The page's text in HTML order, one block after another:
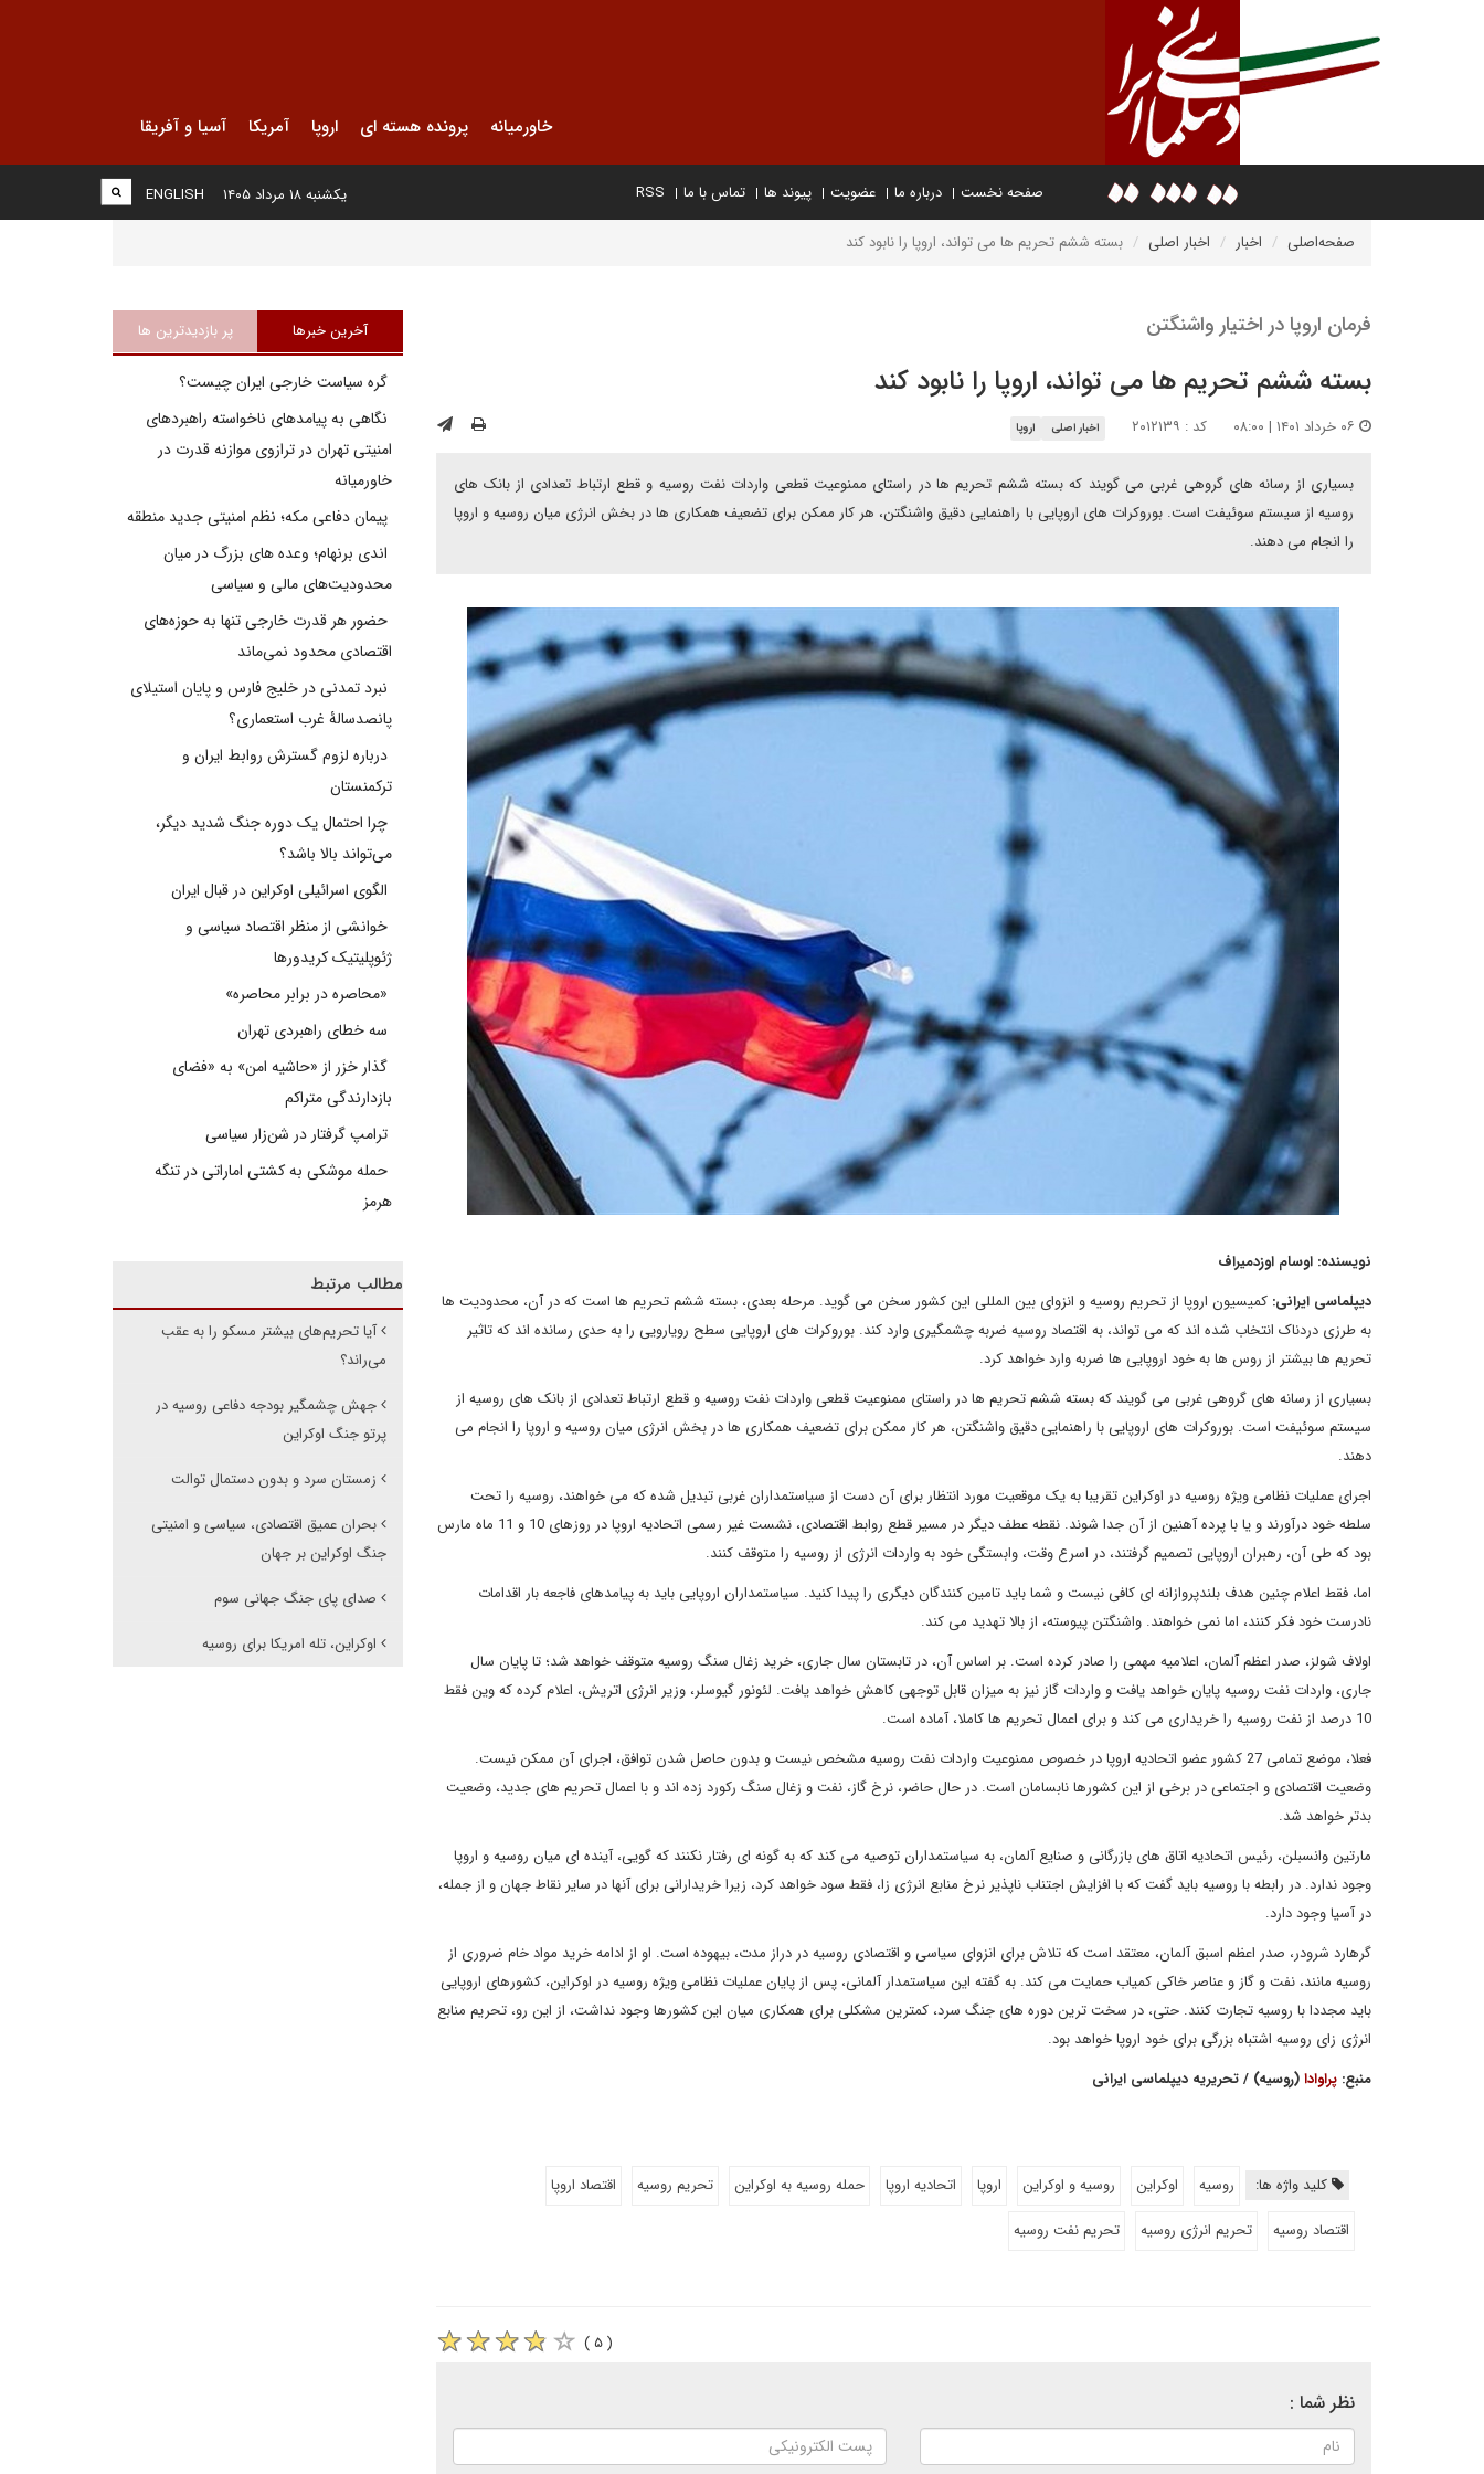
خاورمیانه پرونده هسته ای اروپا آمریکا آسیا و آفریقا
صفحه نخست درباره ما عضویت پیوند ها تماس با ما RSS
ENGLISH یکشنبه ۱۸ مرداد ۱۴۰۵
صفحه‌اصلی اخبار اخبار اصلی بسته ششم تحریم ها می تواند، اروپا را نابود کند
فرمان اروپا در اختیار واشنگتن
بسته ششم تحریم ها می تواند، اروپا را نابود کند
کد : ۲۰۱۲۱۳۹ اخبار اصلی اروپا
بسیاری از رسانه های گروهی غربی می گویند که بسته ششم تحریم ها در راستای ممنوعیت قطعی واردات نفت روسیه و قطع ارتباط تعدادی از بانک های
روسیه از سیستم سوئیفت است. بوروکرات های اروپایی با راهنمایی دقیق واشنگتن، هر کار ممکن برای تضعیف همکاری ها در بخش انرژی میان روسیه و اروپا
را انجام می دهند.
نویسنده: اوسام اوزدمیراف
دیپلماسی ایرانی: کمیسیون اروپا از تحریم روسیه و انزوای بین المللی این کشور سخن می گوید. مرحله بعدی، بسته ششم تحریم ها است که در آن، محدودیت ها
به طرزی دردناک انتخاب شده اند که می تواند، به اقتصاد روسیه ضربه چشمگیری وارد کند. بوروکرات های اروپایی سطح رویارویی را به حدی رسانده اند که تاثیر
تحریم ها بیشتر از روس ها به خود اروپایی ها ضربه وارد خواهد کرد.
بسیاری از رسانه های گروهی غربی می گویند که بسته ششم تحریم ها در راستای ممنوعیت قطعی واردات نفت روسیه و قطع ارتباط تعدادی از بانک های روسیه از
سیستم سوئیفت است. بوروکرات های اروپایی با راهنمایی دقیق واشنگتن، هر کار ممکن برای تضعیف همکاری ها در بخش انرژی میان روسیه و اروپا را انجام می
دهند.
اجرای عملیات نظامی ویژه روسیه در اوکراین تقریبا به یک موقعیت مورد انتظار برای آن دست از سیاستمداران غربی تبدیل شده که می خواهند، روسیه را تحت
سلطه خود درآورند و یا با پرده آهنین از آن جدا شوند. نقطه عطف دیگر در مسیر قطع روابط اقتصادی، نشست غیر رسمی اتحادیه اروپا در روزهای 10 و 11 ماه مارس
بود که طی آن، رهبران اروپایی تصمیم گرفتند، در اسرع وقت، وابستگی خود به واردات انرژی از روسیه را متوقف کنند.
اما، فقط اعلام چنین هدف بلندپروازانه ای کافی نیست و شما باید تامین کنندگان دیگری را پیدا کنید. سیاستمداران اروپایی باید به پیامدهای فاجعه بار اقدامات
نادرست خود فکر کنند، اما نمی خواهند. واشنگتن پیوسته، از بالا تهدید می کند.
اولاف شولز، صدر اعظم آلمان، اعلامیه مهمی را صادر کرده است. بر اساس آن، در تابستان سال جاری، خرید زغال سنگ روسیه متوقف خواهد شد؛ تا پایان سال
جاری، واردات نفت روسیه پایان خواهد یافت و واردات گاز نیز به میزان قابل توجهی کاهش خواهد یافت. لئونور گیوسلر، وزیر انرژی اتریش، اعلام کرده که وین فقط
10 درصد از نفت روسیه را خریداری می کند و برای اعمال تحریم ها کاملا، آماده است.
فعلا، موضع تمامی 27 کشور عضو اتحادیه اروپا در خصوص ممنوعیت واردات نفت روسیه مشخص نیست و بدون حاصل شدن توافق، اجرای آن ممکن نیست.
وضعیت اقتصادی و اجتماعی در برخی از این کشورها نابسامان است. در حال حاضر، نرخ گاز، نفت و زغال سنگ رکورد زده اند و با اعمال تحریم های جدید، وضعیت
بدتر خواهد شد.
مارتین وانسبلن، رئیس اتحادیه اتاق های بازرگانی و صنایع آلمان، به سیاستمداران توصیه می کند که به گونه ای رفتار نکنند که گویی، آینده ای میان روسیه و اروپا
وجود ندارد. در رابطه با روسیه باید گفت که با افزایش اجتناب ناپذیر نرخ منابع انرژی زا، فقط سود خواهد کرد، زیرا خریدارانی برای آنها در سایر نقاط جهان و از جمله،
در آسیا وجود دارد.
گرهارد شرودر، صدر اعظم اسبق آلمان، معتقد است که تلاش برای انزوای سیاسی و اقتصادی روسیه در دراز مدت، بیهوده است. او از ادامه خرید مواد خام ضروری از
روسیه مانند، نفت و گاز و عناصر خاکی کمیاب حمایت می کند. به گفته این سیاستمدار آلمانی، پس از پایان عملیات نظامی ویژه روسیه در اوکراین، کشورهای اروپایی
باید مجددا با روسیه تجارت کنند. حتی، در سخت ترین دوره های جنگ سرد، کمترین مشکلی برای همکاری میان این کشورها وجود نداشت، از این رو، تحریم منابع
انرژی زای روسیه اشتباه بزرگی برای خود اروپا خواهد بود.
منبع: پراوادا(روسیه) / تحریریه دیپلماسی ایرانی
کلید واژه ها: روسیه اوکراین روسیه و اوکراین اروپا اتحادیه اروپا حمله روسیه به اوکراین تحریم روسیه
اقتصاد اروپا
اقتصاد روسیه
تحریم انرژی روسیه تحریم نفت روسیه
( ۵ )
نظر شما :
آخرین خبرها پر بازدیدترین ها
گره سیاست خارجی ایران چیست؟
نگاهی به پیامدهای ناخواسته راهبردهای
امنیتی تهران در ترازوی موازنه قدرت در
خاورمیانه
پیمان دفاعی مکه؛ نظم امنیتی جدید منطقه
اندی برنهام؛ وعده های بزرگ در میان
محدودیت‌های مالی و سیاسی
حضور هر قدرت خارجی تنها به حوزه‌های
اقتصادی محدود نمی‌ماند
نبرد تمدنی در خلیج فارس و پایان استیلای
پانصدسالۀ غرب استعماری؟
درباره لزوم گسترش روابط ایران و
ترکمنستان
چرا احتمال یک دوره جنگ شدید دیگر،
می‌تواند بالا باشد؟
الگوی اسرائیلی اوکراین در قبال ایران
خوانشی از منظر اقتصاد سیاسی و
ژئوپلیتیک کریدورها
«محاصره در برابر محاصره»
سه خطای راهبردی تهران
گذار خزر از «حاشیه امن» به «فضای
بازدارندگی متراکم
ترامپ گرفتار در شن‌زار سیاسی
حمله موشکی به کشتی اماراتی در تنگه
هرمز
مطالب مرتبط
آیا تحریم‌های بیشتر مسکو را به عقب
می‌راند؟
جهش چشمگیر بودجه دفاعی روسیه در
پرتو جنگ اوکراین
زمستان سرد و بدون دستمال توالت
بحران عمیق اقتصادی، سیاسی و امنیتی
جنگ اوکراین بر جهان
صدای پای جنگ جهانی سوم
اوکراین، تله امریکا برای روسیه